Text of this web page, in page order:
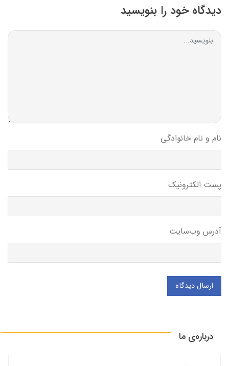
دیدگاه خود را بنویسید
نام و نام خانوادگی
پست الکترونیک
آدرس وب‌سایت
ارسال دیدگاه
درباره‌ی ما